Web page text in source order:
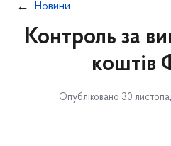
Новини
Контроль за
коштів
Опубліковано 30